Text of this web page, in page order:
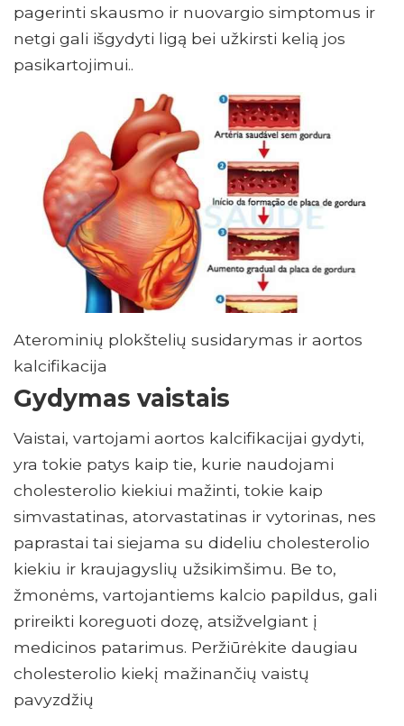
pagerinti skausmo ir nuovargio simptomus ir
netgi gali išgydyti ligą bei užkirsti kelią jos
pasikartojimui..
Aterominių plokštelių susidarymas ir aortos
kalcifikacija
Gydymas vaistais
Vaistai, vartojami aortos kalcifikacijai gydyti,
yra tokie patys kaip tie, kurie naudojami
cholesterolio kiekiui mažinti, tokie kaip
simvastatinas, atorvastatinas ir vytorinas, nes
paprastai tai siejama su dideliu cholesterolio
kiekiu ir kraujagyslių užsikimšimu. Be to,
žmonėms, vartojantiems kalcio papildus, gali
prireikti koreguoti dozę, atsižvelgiant į
medicinos patarimus. Peržiūrėkite daugiau
cholesterolio kiekį mažinančių vaistų
pavyzdžių